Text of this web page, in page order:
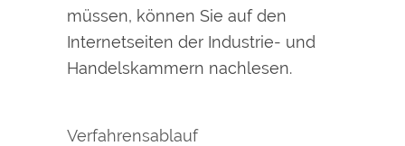
müssen, können Sie aufden
Internetseiten der Industrie- und
Handelskammern nachlesen.
Verfahrensablauf